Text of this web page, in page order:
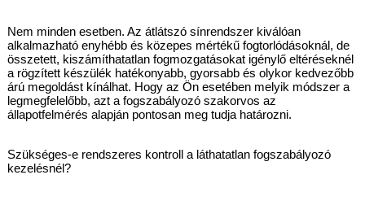
Nem minden esetben. Az átlátszó sínrendszer kiválóan
alkalmazható enyhébb és közepes mértékű fogtorlódásoknál, de
összetett, kiszámíthatatlan fogmozgatásokat igénylő eltéréseknél
a rögzített készülék hatékonyabb, gyorsabb és olykor kedvezőbb
árú megoldást kínálhat. Hogy az Ön esetében melyik módszer a
legmegfelelőbb, azt a fogszabályozó szakorvos az
állapotfelmérés alapján pontosan meg tudja határozni.
Szükséges-e rendszeres kontroll a láthatatlan fogszabályozó
kezelésnél?